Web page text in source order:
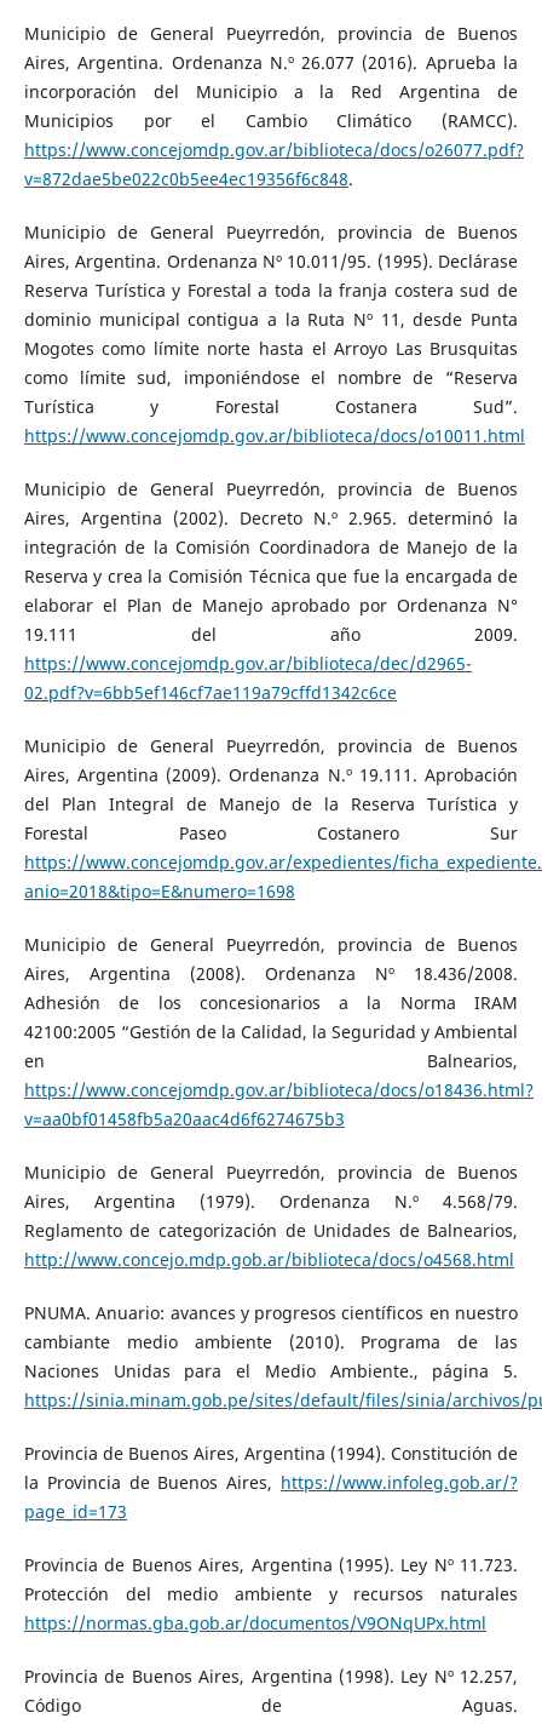
Municipio de General Pueyrredón, provincia de Buenos
Aires, Argentina. Ordenanza N.º 26.077 (2016). Aprueba la
incorporación del Municipio a la Red Argentina de
Municipios por el Cambio Climático (RAMCC).
https://www.concejomdp.gov.ar/biblioteca/docs/o26077.pdf?
v=872dae5be022c0b5ee4ec19356f6c848.
Municipio de General Pueyrredón, provincia de Buenos
Aires, Argentina. Ordenanza Nº 10.011/95. (1995). Declárase
Reserva Turística y Forestal a toda la franja costera sud de
dominio municipal contigua a la Ruta Nº 11, desde Punta
Mogotes como límite norte hasta el Arroyo Las Brusquitas
como límite sud, imponiéndose el nombre de “Reserva
Turística y Forestal Costanera Sud”.
https://www.concejomdp.gov.ar/biblioteca/docs/o10011.html
Municipio de General Pueyrredón, provincia de Buenos
Aires, Argentina (2002). Decreto N.º 2.965. determinó la
integración de la Comisión Coordinadora de Manejo de la
Reserva y crea la Comisión Técnica que fue la encargada de
elaborar el Plan de Manejo aprobado por Ordenanza N°
19.111 del año 2009.
https://www.concejomdp.gov.ar/biblioteca/dec/d2965-
02.pdf?v=6bb5ef146cf7ae119a79cffd1342c6ce
Municipio de General Pueyrredón, provincia de Buenos
Aires, Argentina (2009). Ordenanza N.º 19.111. Aprobación
del Plan Integral de Manejo de la Reserva Turística y
Forestal Paseo Costanero Sur
https://www.concejomdp.gov.ar/expedientes/
anio=2018&tipo=E&numero=1698
Municipio de General Pueyrredón, provincia de Buenos
Aires, Argentina (2008). Ordenanza Nº 18.436/2008.
Adhesión de los concesionarios a la Norma IRAM
42100:2005 “Gestión de la Calidad, la Seguridad y Ambiental
en Balnearios,
https://www.concejomdp.gov.ar/biblioteca/docs/o18436.html?
v=aa0bf01458fb5a20aac4d6f6274675b3
Municipio de General Pueyrredón, provincia de Buenos
Aires, Argentina (1979). Ordenanza N.º 4.568/79.
Reglamento de categorización de Unidades de Balnearios,
http://www.concejo.mdp.gob.ar/biblioteca/docs/o4568.html
PNUMA. Anuario: avances y progresos científicos en nuestro
cambiante medio ambiente (2010). Programa de las
Naciones Unidas para el Medio Ambiente., página 5.
https://sinia.minam.gob.pe/sites/default/files/sinia/archivos/
Provincia de Buenos Aires, Argentina (1994). Constitución de
la Provincia de Buenos Aires, https://www.infoleg.gob.ar/?
page_id=173
Provincia de Buenos Aires, Argentina (1995). Ley Nº 11.723.
Protección del medio ambiente y recursos naturales
https://normas.gba.gob.ar/documentos/V9ONqUPx.html
Provincia de Buenos Aires, Argentina (1998). Ley Nº 12.257,
Código de Aguas.